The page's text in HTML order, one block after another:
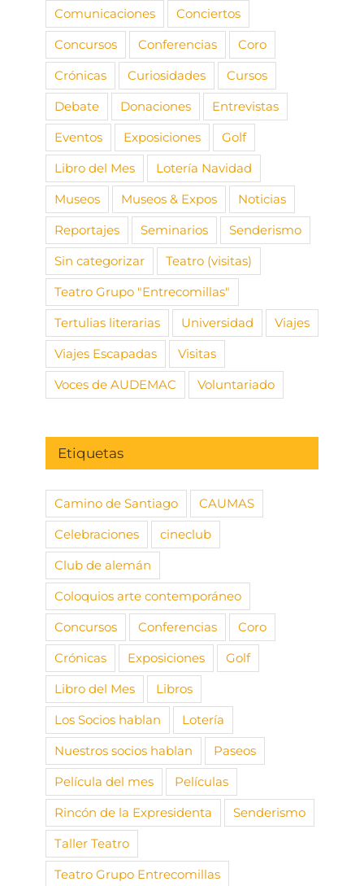
Comunicaciones
Conciertos
Concursos
Conferencias
Coro
Crónicas
Curiosidades
Cursos
Debate
Donaciones
Entrevistas
Eventos
Exposiciones
Golf
Libro del Mes
Lotería Navidad
Museos
Museos & Expos
Noticias
Reportajes
Seminarios
Senderismo
Sin categorizar
Teatro (visitas)
Teatro Grupo "Entrecomillas"
Tertulias literarias
Universidad
Viajes
Viajes Escapadas
Visitas
Voces de AUDEMAC
Voluntariado
Etiquetas
Camino de Santiago
CAUMAS
Celebraciones
cineclub
Club de alemán
Coloquios arte contemporáneo
Concursos
Conferencias
Coro
Crónicas
Exposiciones
Golf
Libro del Mes
Libros
Los Socios hablan
Lotería
Nuestros socios hablan
Paseos
Película del mes
Películas
Rincón de la Expresidenta
Senderismo
Taller Teatro
Teatro Grupo Entrecomillas